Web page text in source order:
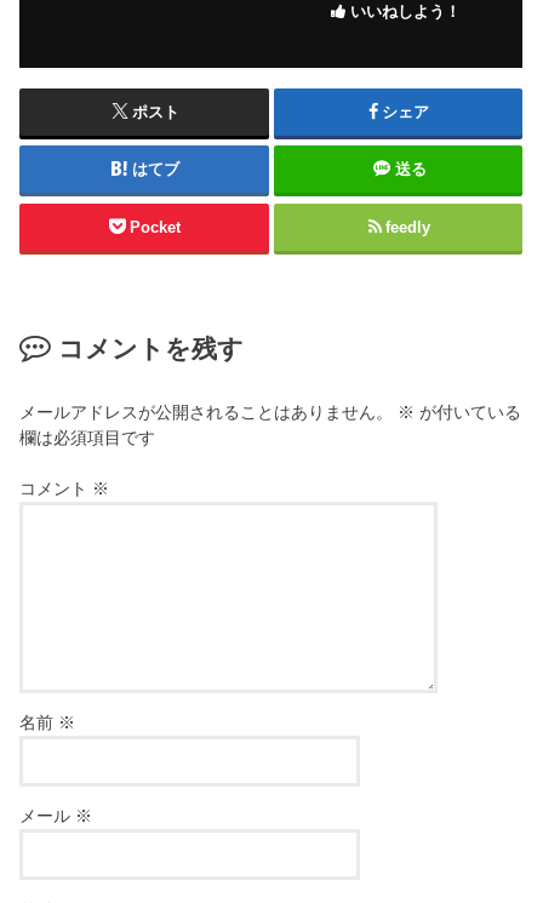
いいねしよう！
ポスト シェア
はてブ 送る
Pocket feedly
コメントを残す
メールアドレスが公開されることはありません。 ※ が付いている
欄は必須項目です
コメント ※
名前 ※
メール ※